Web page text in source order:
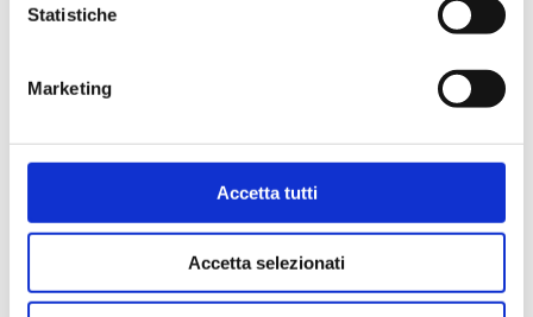
Statistiche
Marketing
Accetta tutti
Accetta selezionati